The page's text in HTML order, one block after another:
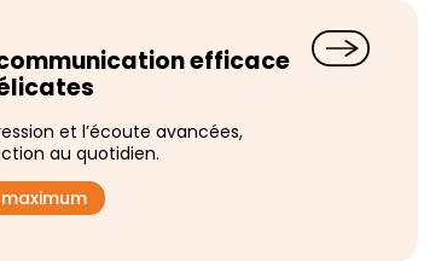
efficace
et l’écoute avancées,
au quotidien.